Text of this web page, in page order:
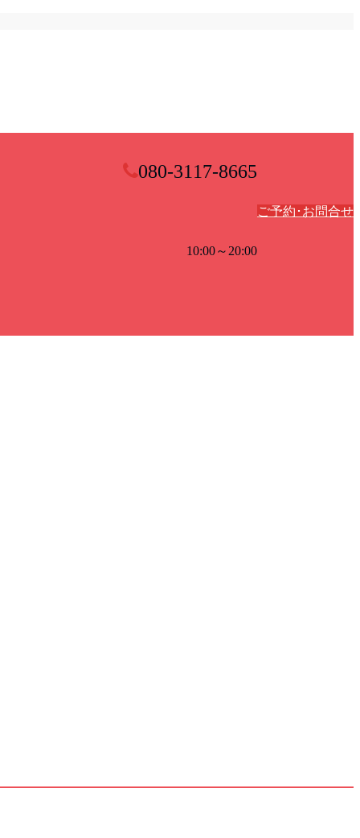
080-3117-8665
10:00～20:00
ご予約･お問合せ